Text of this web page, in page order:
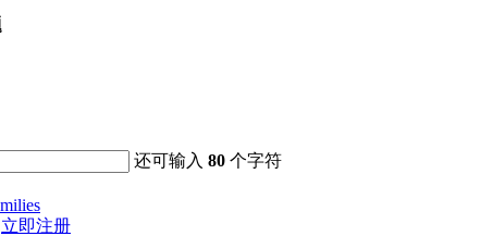
还可输入80 个字符
立即注册